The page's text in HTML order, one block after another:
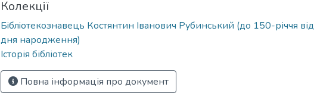
Колекції
Бiблiотекознавець Костянтин Iванович Рубинський (до 150-річчя від
дня народження)
Історія бібліотек
Повна інформація про документ